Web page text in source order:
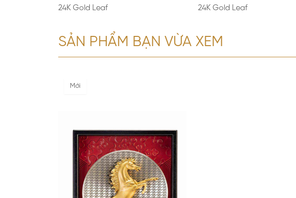
24K Gold Leaf
24K Gold Leaf
SẢN PHẨM BẠN VỪA XEM
Mới